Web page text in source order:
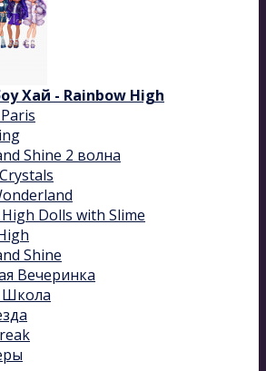
Хай - Rainbow High
Shine 2 волна
Dolls with Slime
Shine
Вечеринка
Школа